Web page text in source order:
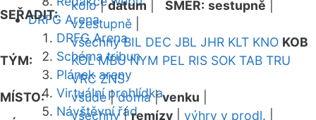
DRFG Arena
DRFG Arena
Schéma tribun
Plánek areny
Virtuální prohlídka
Návštěvní řád
SEŘADIT:
kolo|datum SMĚR: sestupně
vzestupně
TÝM:
všechny BIL DEC JBL JHR KLT KNO KOB
KOL MBU NYM PEL RIS SOK TAB TRU
VRC ZNS
MÍSTO:
všude|doma|venku
všechny|remízy výhry v prodl.